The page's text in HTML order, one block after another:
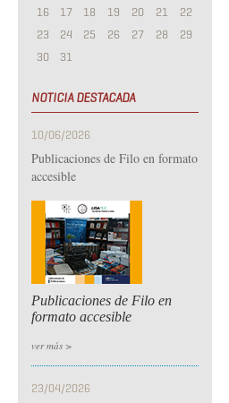
16
17 18 19 20 21
22
23
24 25 26 27 28
29
30
31
NOTICIA DESTACADA
10/06/2026
Publicaciones de Filo en formato
accesible
Publicaciones de Filo en
formato accesible
ver más >
23/04/2026